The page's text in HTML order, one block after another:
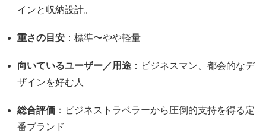
インと収納設計。
重さの目安 ：標準〜やや軽量
向いているユーザー／用途 ：ビジネスマン、都会的なデ
ザインを好む人
総合評価 ：ビジネストラベラーから圧倒的支持を得る定
番ブランド